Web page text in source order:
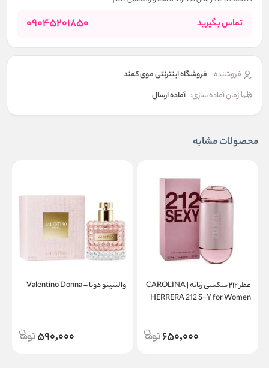
تماس بگیرید 09045201850
فروشنده: فروشگاه اینترنتی موی کمند
زمان آماده سازی: آماده ارسال
محصولات مشابه
عطر ۲۱۲ سکسی زنانه | CAROLINA
HERRERA 212 S–Y for Women
650,000
والنتینو دونا – Valentino Donna
590,000